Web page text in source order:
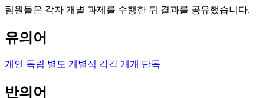
팀원들은 각자 개별 과제를 수행한 뒤 결과를 공유했습니다.
유의어
개인 독립 별도 개별적 각각 개개 단독
반의어